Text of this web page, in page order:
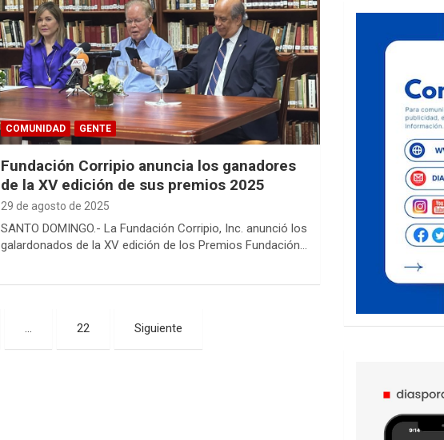
COMUNIDAD GENTE
Fundación Corripio anuncia los ganadores
de la XV edición de sus premios 2025
29 de agosto de 2025
SANTO DOMINGO.- La Fundación Corripio, Inc. anunció los
galardonados de la XV edición de los Premios Fundación…
… 22 Siguiente